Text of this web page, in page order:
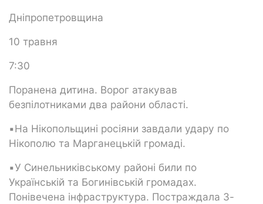
Дніпропетровщина
10 травня
7:30
Поранена дитина. Ворог атакував
безпілотниками два райони області.
▪️На Нікопольщині росіяни завдали удару по
Нікополю та Марганецькій громаді.
▪️У Синельниківському районі били по
Українській та Богинівській громадах.
Понівечена інфраструктура. Постраждала 3-